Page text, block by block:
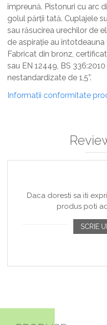
împreună. Pistonuri cu arc
golul părții tată. Cuplajele
sau răsucirea urechilor de
de aspirație au
Fabricat din bronz,
sau EN 12449, BS
nestandardizate de 1,5”.
Informatii conformitate
Daca doresti sa iti
produs poti
SCRIE